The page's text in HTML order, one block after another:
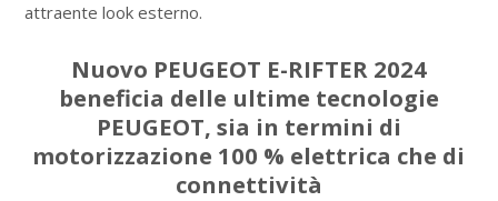
attraente look esterno.
Nuovo PEUGEOT E-RIFTER 2024
beneficia delle ultime tecnologie
PEUGEOT, sia in termini di
motorizzazione 100 % elettrica che di
connettività